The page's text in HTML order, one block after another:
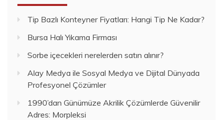
Tip Bazlı Konteyner Fiyatları: Hangi Tip Ne Kadar?
Bursa Halı Yıkama Firması
Sorbe içecekleri nerelerden satın alınır?
Alay Medya ile Sosyal Medya ve Dijital Dünyada
Profesyonel Çözümler
1990’dan Günümüze Akrilik Çözümlerde Güvenilir
Adres: Morpleksi